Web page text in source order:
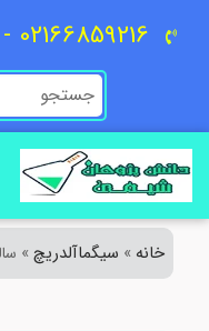
02166859216 - 66859220 - 09129618292
خانه»سیگماآلدریچ»